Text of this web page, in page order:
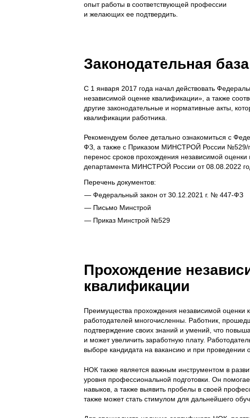
опыт работы в соответствующей профессии
и желающих ее подтвердить.
Законодательная
С 1 января 2017 года начал действовать
независимой оценке квалификации», а также
другие законодательные и нормативные акты,
квалификации работника.
Рекомендуем более детально ознакомиться с
ФЗ, а также с Приказом МИНСТРОЙ России №529/
перенос сроков прохождения независимой
департамента МИНСТРОЙ России от 08.08.2022
Перечень документов:
Федеральный закон от 30.12.2021 г. № 447-ФЗ
Письмо Минстрой
Приказ Минстрой №529
Прохождение
квалификации
Преимущества прохождения независимой оценки
работодателей многочисленны. Работник,
подтверждение своих знаний и умений, что
и может увеличить заработную плату.
выборе кандидата на вакансию и при проведении
НОК также является важным инструментом в
уровня профессиональной подготовки. Он
навыков, а также выявить пробелы в своей
также может стать стимулом для дальнейшего